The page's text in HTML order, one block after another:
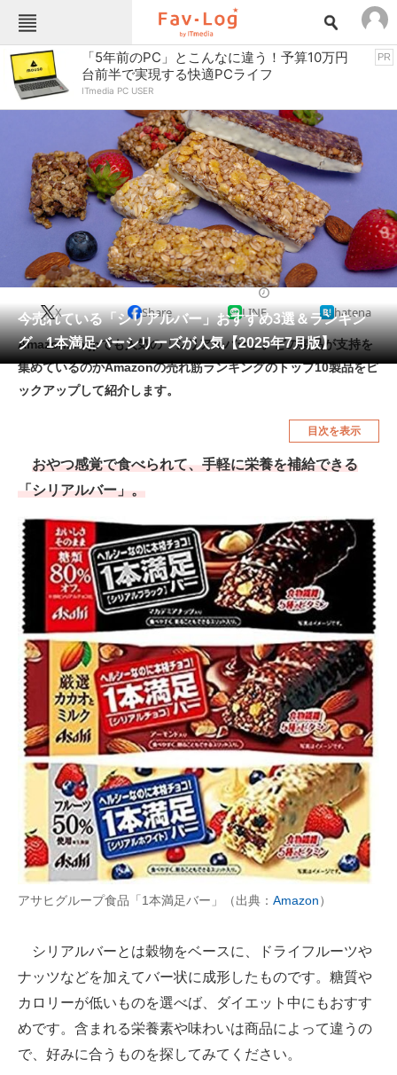
Fav-Logカテゴリー一覧
TOP アウトドア用品
インテリア・収納 おもちゃ・ホビー
キッチン家電
キッチン用品 ゲーム
コンテンツ・サービス スイーツ・お菓子
スポーツ・レジャー スマホ・携帯電話
パソコン・タブレット ファッション
ペット 家電
工具・DIY 本・DVD・CD
生活家電
腕時計 車・バイク
釣り具・釣り用品
食器・グラス・カトラリー
メディア
注目記事を集めた総合ページ
ITの今と未来を見通す
スマホと通信の最新トレンド
進化するPCとデバイスの未来
好きが集まる 比べて選べる
ビジネスと働き方のヒント
AI活用のいまが分かる
企業ITのトレンドを詳説
経営リーダーのコミュニティ
マーケ×ITの今がよく分かる
ITエンジニア向け専門サイト
企業向けIT製品の総合サイト
IT製品の技術・比較・事例
「5年前のPC」とこんなに違う！予算10万円
台前半で実現する快適PCライフ
ITmedia PC USER
PR
今売れている「シリアルバー」おすすめ3選＆ランキン
グ 1本満足バーシリーズが人気【2025年7月版】
X Share LINE hatena
Amazon.co.jpでも人気の「シリアルバー」。どの製品が支持を
集めているのかAmazonの売れ筋ランキングのトップ10製品をピ
ックアップして紹介します。
目次を表示
おやつ感覚で食べられて、手軽に栄養を補給できる
「シリアルバー」。
アサヒグループ食品「1本満足バー」（出典： Amazon）
シリアルバーとは穀物をベースに、ドライフルーツや
ナッツなどを加えてバー状に成形したものです。糖質や
カロリーが低いものを選べば、ダイエット中にもおすす
めです。含まれる栄養素や味わいは商品によって違うの
で、好みに合うものを探してみてください。